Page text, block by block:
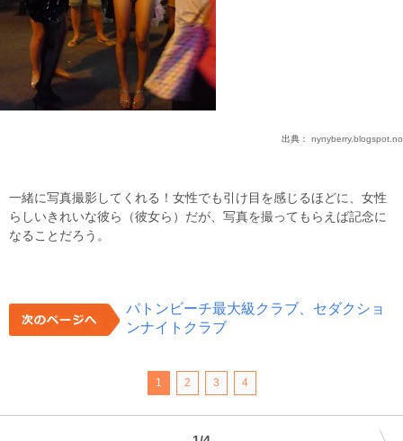
出典： nynyberry.blogspot.no
一緒に写真撮影してくれる！女性でも引け目を感じるほどに、女性
らしいきれいな彼ら（彼女ら）だが、写真を撮ってもらえば記念に
なることだろう。
パトンビーチ最大級クラブ、セダクショ
ンナイトクラブ
1 2 3 4